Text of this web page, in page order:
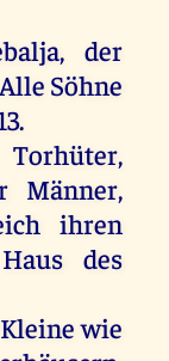
,der
Alle Söhne
Torhüter,
Männer,
ihren
Haus des
Kleine wie